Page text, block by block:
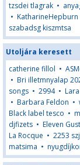
tzsdei tlagrak •
• KatharineHepburn
szabadsg kiszmtsa
Utoljára keresett
catherine fillol •
• Bri illetmnyalap
songs • 2994•
• Barbara Feldon •
Black label tesco •
djfizets • Eleven
La Rocque • 2253
matsima •